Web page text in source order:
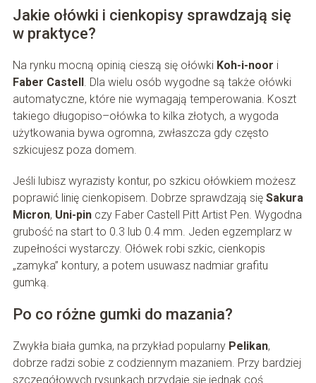
Jakie ołówki i cienkopisy sprawdzają się
w praktyce?
Na rynku mocną opinią cieszą się ołówki Koh-i-noor i
Faber Castell. Dla wielu osób wygodne są także ołówki
automatyczne, które nie wymagają temperowania. Koszt
takiego długopiso–ołówka to kilka złotych, a wygoda
użytkowania bywa ogromna, zwłaszcza gdy często
szkicujesz poza domem.
Jeśli lubisz wyrazisty kontur, po szkicu ołówkiem możesz
poprawić linię cienkopisem. Dobrze sprawdzają się Sakura
Micron, Uni-pinczy Faber Castell Pitt Artist Pen. Wygodna
grubość na start to 0.3 lub 0.4 mm. Jeden egzemplarz w
zupełności wystarczy. Ołówek robi szkic, cienkopis
„zamyka” kontury, a potem usuwasz nadmiar grafitu
gumką.
Po co różne gumki do mazania?
Zwykła biała gumka, na przykład popularny Pelikan,
dobrze radzi sobie z codziennym mazaniem. Przy bardziej
szczegółowych rysunkach przydaje się jednak coś